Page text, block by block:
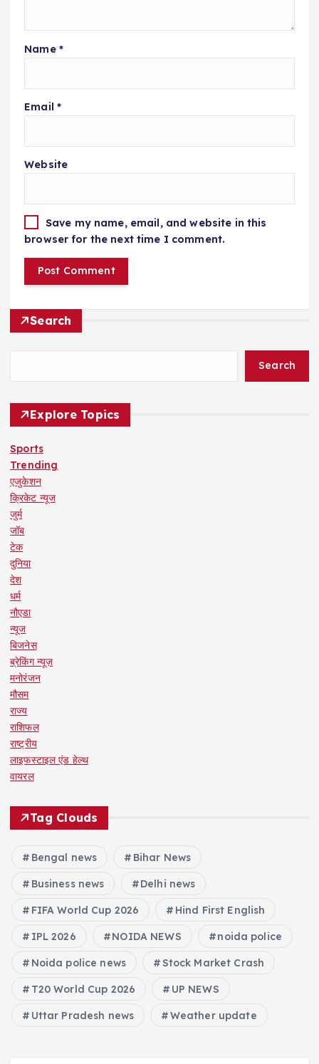
Name *
Email *
Website
Save my name, email, and website in this
browser for the next time I comment.
Search
Search
Explore Topics
Sports
Trending
एजुकेशन
क्रिकेट न्यूज
जुर्म
जॉब
टेक
दुनिया
देश
धर्म
नौएडा
न्यूज
बिजनेस
ब्रेकिंग न्यूज़
मनोरंजन
मौसम
राज्य
राशिफल
राष्ट्रीय
लाइफस्टाइल एंड हेल्थ
वायरल
Tag Clouds
Bengal news Bihar News
Business news Delhi news
FIFA World Cup 2026 Hind First English
IPL 2026 NOIDA NEWS noida police
Noida police news Stock Market Crash
T20 World Cup 2026 UP NEWS
Uttar Pradesh news Weather update